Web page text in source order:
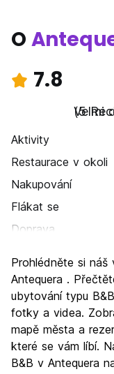
O
7.8
Velmi
(5
Aktivity
Restaurace v okoli
Nakupování
Flákat se
Doprava
Kultura
Noční život
Hodnota za peníze
Prohlédněte si náš
Antequera .
ubytování typu
fotky a videa.
mapě města a
které se vám líbí.
B&B v Antequera